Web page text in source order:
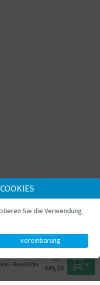
- Rund Grün
499,-
449,10
Sie die Verwendung
vereinbarung